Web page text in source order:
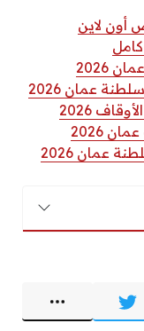
أون لاين
2026
عمان 2026
2026
2026
عمان 2026